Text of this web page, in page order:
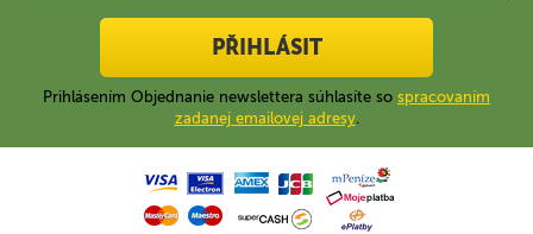
PŘIHLÁSIT
Prihlásením Objednanie newslettera súhlasíte so spracovaním
zadanej emailovej adresy.